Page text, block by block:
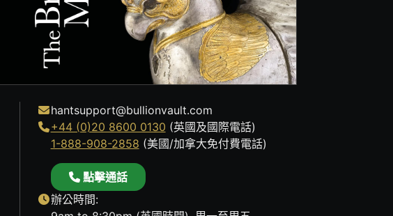
hantsupport@bullionvault.com
+44 (0)20 8600 0130 (英國及國際電話)
1-888-908-2858 (美國/加拿大免付費電話)
點擊通話
辦公時間: